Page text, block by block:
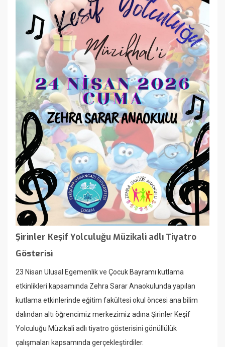
Şirinler Keşif Yolculuğu Müzikali adlı Tiyatro
Gösterisi
23 Nisan Ulusal Egemenlik ve Çocuk Bayramı kutlama
etkinlikleri kapsamında Zehra Sarar Anaokulunda yapılan
kutlama etkinlerinde eğitim fakültesi okul öncesi ana bilim
dalından altı öğrencimiz merkezimiz adına Şirinler Keşif
Yolculuğu Müzikali adlı tiyatro gösterisini gönüllülük
çalışmaları kapsamında gerçekleştirdiler.